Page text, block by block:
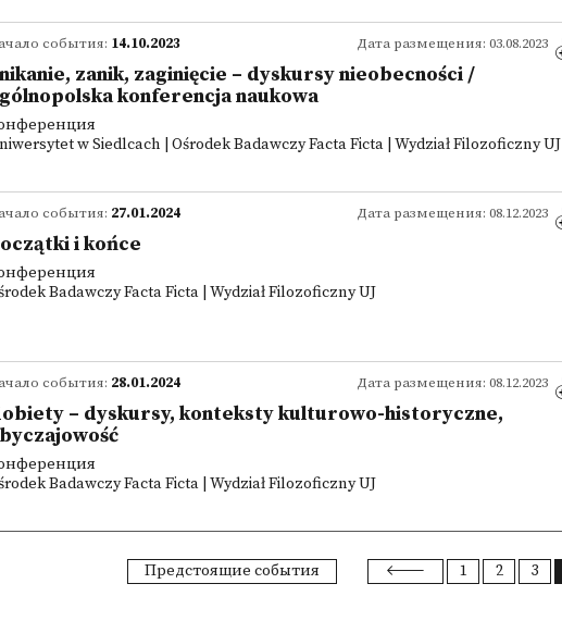
Дата размещения: 03.08.2023
события: 14.10.2023
zanik, zaginięcie – dyskursy nieobecności /
konferencja naukowa
w Siedlcach | Ośrodek Badawczy Facta Ficta | Wydział Filozoficzny UJ
Дата размещения: 08.12.2023
события: 27.01.2024
i końce
Badawczy Facta Ficta | Wydział Filozoficzny UJ
Дата размещения: 08.12.2023
события: 28.01.2024
– dyskursy, konteksty kulturowo-historyczne,
Badawczy Facta Ficta | Wydział Filozoficzny UJ
Предстоящие события 1 2 3
× ×